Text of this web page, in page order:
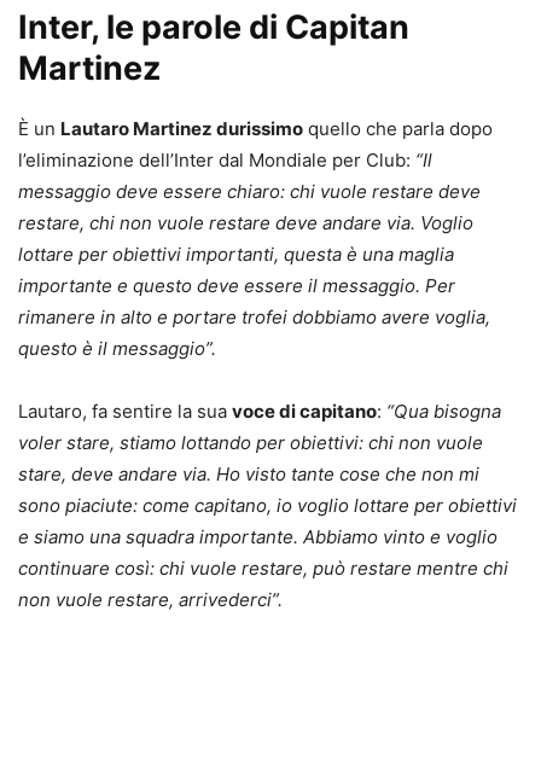
Inter, le parole di Capitan
Martinez
È un Lautaro Martinez durissimo quello che parla dopo
l’eliminazione dell’Inter dal Mondiale per Club: “Il
messaggio deve essere chiaro: chi vuole restare deve
restare, chi non vuole restare deve andare via. Voglio
lottare per obiettivi importanti, questa è una maglia
importante e questo deve essere il messaggio. Per
rimanere in alto e portare trofei dobbiamo avere voglia,
questo è il messaggio”.
Lautaro, fa sentire la sua voce di capitano: “Qua bisogna
voler stare, stiamo lottando per obiettivi: chi non vuole
stare, deve andare via. Ho visto tante cose che non mi
sono piaciute: come capitano, io voglio lottare per obiettivi
e siamo una squadra importante. Abbiamo vinto e voglio
continuare così: chi vuole restare, può restare mentre chi
non vuole restare, arrivederci”.